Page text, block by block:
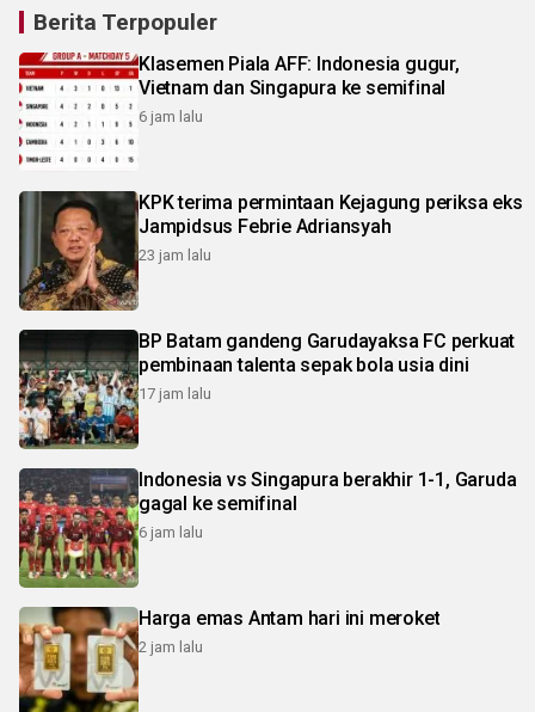
Berita Terpopuler
Klasemen Piala AFF: Indonesia gugur,
Vietnam dan Singapura ke semifinal
6 jam lalu
KPK terima permintaan Kejagung periksa eks
Jampidsus Febrie Adriansyah
23 jam lalu
BP Batam gandeng Garudayaksa FC perkuat
pembinaan talenta sepak bola usia dini
17 jam lalu
Indonesia vs Singapura berakhir 1-1, Garuda
gagal ke semifinal
6 jam lalu
Harga emas Antam hari ini meroket
2 jam lalu